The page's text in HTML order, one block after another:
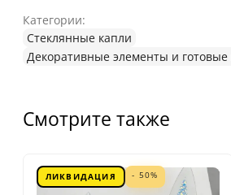
Категории:
Стеклянные капли
Декоративные элементы и готовые
Смотрите также
ЛИКВИДАЦИЯ - 50%